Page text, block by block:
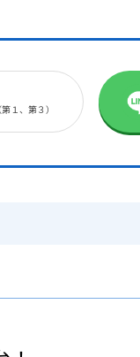
１、第３）